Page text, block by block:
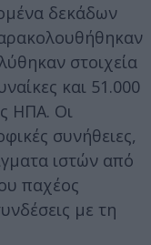
δεκάδων
στοιχεία
και 51.000
ΗΠΑ. Οι
συνήθειες,
ιστών από
παχέος
με τη